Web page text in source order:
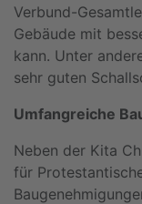
Verbund-
Gebäude mit
kann. Unter
sehr guten
Umfangreiche
Neben der Kita
für